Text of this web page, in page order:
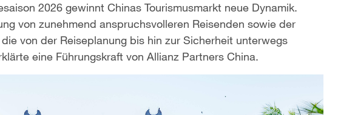
2026 gewinnt Chinas Tourismusmarkt neue Dynamik.
von zunehmend anspruchsvolleren Reisenden sowie der
von der Reiseplanung bis hin zur Sicherheit unterwegs
eine Führungskraft von Allianz Partners China.